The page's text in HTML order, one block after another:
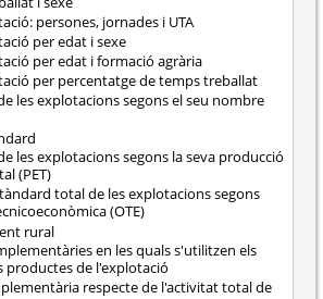
persones, jornades i UTA
per edat i sexe
per edat i formació agrària
per percentatge de temps treballat
les explotacions segons el seu nombre
les explotacions segons la seva producció
(PET)
total de les explotacions segons
(OTE)
rural
en les quals s'utilitzen els
productes de l'explotació
respecte de l'activitat total de